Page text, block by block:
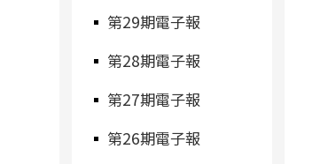
第29期電子報
第28期電子報
第27期電子報
第26期電子報